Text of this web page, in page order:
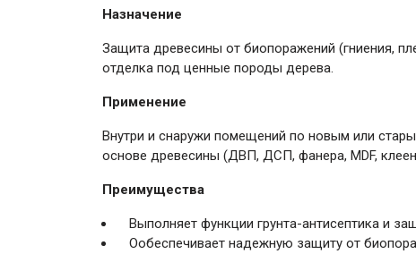
Назначение
Защита древесины от биопоражений (гниения,
отделка под ценные породы дерева.
Применение
Внутри и снаружи помещений по новым или
основе древесины (ДВП, ДСП, фанера, MDF,
Преимущества
Выполняет функции грунта-антисептика и
Ообеспечивает надежную защиту от